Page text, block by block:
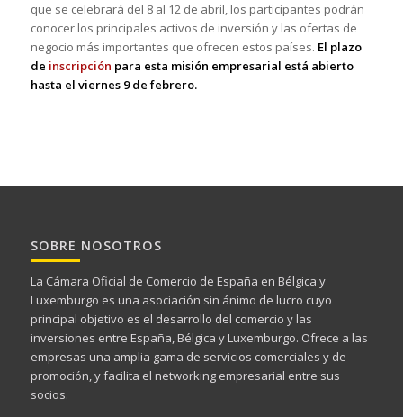
que se celebrará del 8 al 12 de abril, los participantes podrán
conocer los principales activos de inversión y las ofertas de
negocio más importantes que ofrecen estos países. El plazo
de inscripción para esta misión empresarial está abierto
hasta el viernes 9 de febrero.
SOBRE NOSOTROS
La Cámara Oficial de Comercio de España en Bélgica y
Luxemburgo es una asociación sin ánimo de lucro cuyo
principal objetivo es el desarrollo del comercio y las
inversiones entre España, Bélgica y Luxemburgo. Ofrece a las
empresas una amplia gama de servicios comerciales y de
promoción, y facilita el networking empresarial entre sus
socios.